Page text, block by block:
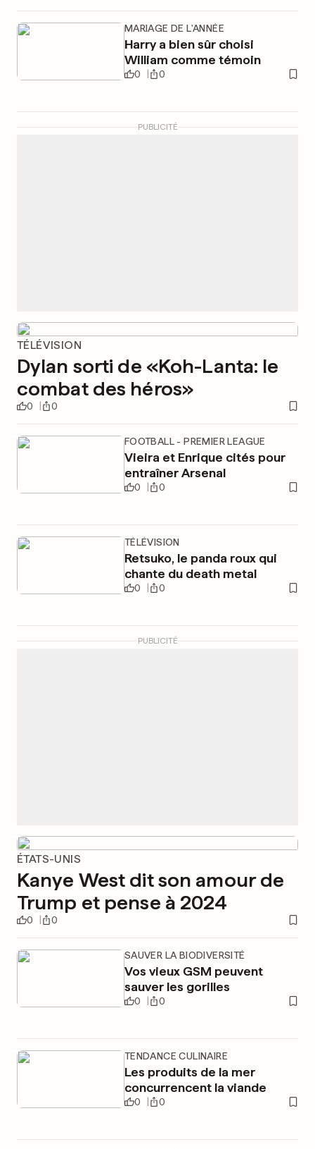
MARIAGE DE L'ANNÉE
Harry a bien sûr choisi
William comme témoin
0 0
PUBLICITÉ
TÉLÉVISION
Dylan sorti de «Koh-Lanta: le
combat des héros»
0 0
FOOTBALL - PREMIER LEAGUE
Vieira et Enrique cités pour
entraîner Arsenal
0 0
TÉLÉVISION
Retsuko, le panda roux qui
chante du death metal
0 0
PUBLICITÉ
ÉTATS-UNIS
Kanye West dit son amour de
Trump et pense à 2024
0 0
SAUVER LA BIODIVERSITÉ
Vos vieux GSM peuvent
sauver les gorilles
0 0
TENDANCE CULINAIRE
Les produits de la mer
concurrencent la viande
0 0